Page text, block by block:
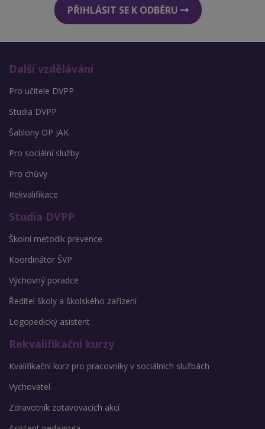
PŘIHLÁSIT SE K ODBĚRU
Další vzdělávání
Pro učitele DVPP
Studia DVPP
Šablony OP JAK
Pro sociální služby
Pro chůvy
Rekvalifikace
Studia DVPP
Školní metodik prevence
Koordinátor ŠVP
Výchovný poradce
Ředitel školy a školského zařízení
Logopedický asistent
Rekvalifikační kurzy
Kvalifikační kurz pro pracovníky v sociálních službách
Vychovatel
Zdravotník zotavovacích akcí